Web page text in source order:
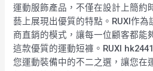
運動服飾產品，不僅在設計上簡約
藝上展現出優質的特點。RUXI作
商直銷的模式，讓每一位顧客都能
這款優質的運動短褲。RUXI
您運動裝備中的不二之選，讓您在